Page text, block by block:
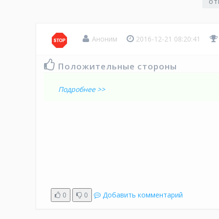
Аноним 2016-12-21 08:20:41
Положительные стороны
Подробнее >>
0 0 Добавить комментарий